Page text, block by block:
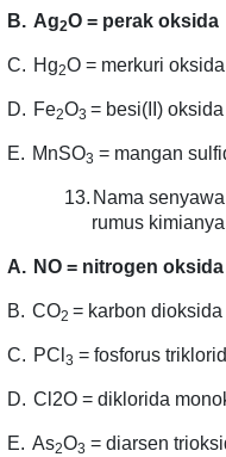
B. Ag2O = perak oksida
C. Hg2O = merkuri oksida
D. Fe2O3 = besi(II) oksida
E. MnSO3 = mangan
13. Nama
rumus
A. NO = nitrogen oksida
B. CO2 = karbon dioksida
C. PCl 3 = fosforus
D. Cl2O = diklorida
E. As2O3 = diarsen